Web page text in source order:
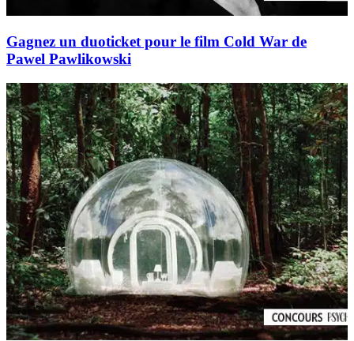
Gagnez un duoticket pour le film Cold War de
Pawel Pawlikowski